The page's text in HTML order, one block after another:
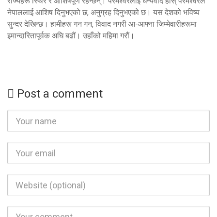
नेपाललाई आशिष दिनुभएको छ, अनुग्रह दिनुभएको छ। यस देशको भविष्य
सुन्दर देखिन्छ। हामीहरू गन गन, विवाद नगरी आ-आफ्ना जिम्मेवारीहरूमा
इमान्दारितापूर्वक अघि बढौं। उहाँको महिमा गरौं।
Post a comment